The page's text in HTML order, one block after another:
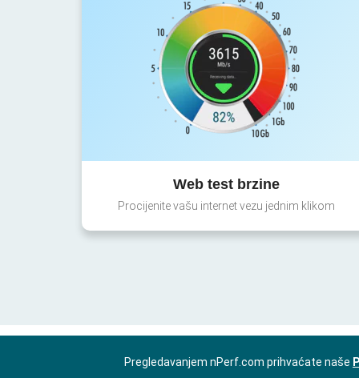
Web test brzine
Procijenite vašu internet vezu jednim klikom
Pregledavanjem nPerf.com prihvaćate naše